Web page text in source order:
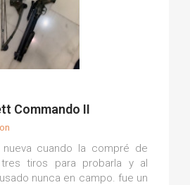
(0) Commando II
cuando la compré de
tiros para probarla y al
nunca en campo. fue un